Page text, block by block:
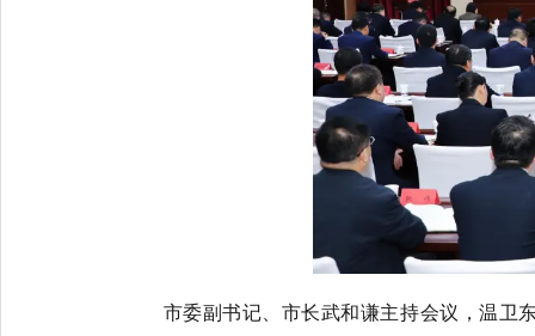
市委副书记、市长武和谦主持会议，温卫